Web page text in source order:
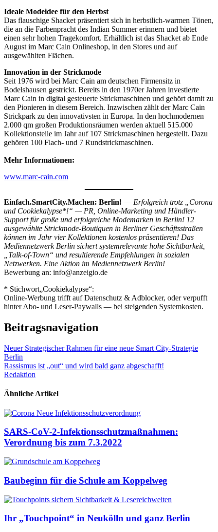
Ideale Modeidee für den Herbst
Das flauschige Shacket präsentiert sich in herbstlich-warmen Tönen,
die an die Farbenpracht des Indian Summer erinnern und bietet
einen sehr hohen Tragekomfort. Erhältlich ist das Shacket ab Ende
August im Marc Cain Onlineshop, in den Stores und auf
ausgewählten Flächen.
Innovation in der Strickmode
Seit 1976 wird bei Marc Cain am deutschen Firmensitz in
Bodelshausen gestrickt. Bereits in den 1970er Jahren investierte
Marc Cain in digital gesteuerte Strickmaschinen und gehört damit zu
den Pionieren in diesem Bereich. Inzwischen zählt der Marc Cain
Strickpark zu den innovativsten in Europa. In den hochmodernen
2.000 qm großen Produktionsräumen werden aktuell 515.000
Kollektionsteile im Jahr auf 107 Strickmaschinen hergestellt. Dazu
gehören 100 Flach- und 7 Rundstrickmaschinen.
Mehr Informationen:
www.marc-cain.com
Einfach.SmartCity.Machen: Berlin! — Erfolgreich trotz „Corona
und Cookiekalypse*!“ — PR, Online-Marketing und Händler-
Support für große und erfolgreiche Modemarken in Berlin! 12
ausgewählte Strickmode-Boutiquen in Berliner Geschäftsstraßen
können im Jahr vier Kollektionen kostenlos präsentieren! Das
Mediennetzwerk Berlin sichert systemrelevante hohe Sichtbarkeit,
„Talk-of-Town“ und resultierende Empfehlungen in sozialen
Netzwerken. Eine Aktion im Mediennetzwerk Berlin!
Bewerbung an: info@anzeigio.de
* Stichwort„Cookiekalypse“:
Online-Werbung trifft auf Datenschutz & Adblocker, oder verpufft
hinter Abo- und Leser-Paywalls — bei steigenden Systemkosten.
Beitragsnavigation
Neuer Strategischer Rahmen für eine neue Smart City-Strategie
Berlin
Rassismus ist „out“ und wird bald ganz abgeschafft!
Redaktion
Ähnliche Artikel
SARS-CoV-2-Infektionsschutzmaßnahmen:
Verordnung bis zum 7.3.2022
Baubeginn für die Schule am Koppelweg
Ihr „Touchpoint“ in Neukölln und ganz Berlin